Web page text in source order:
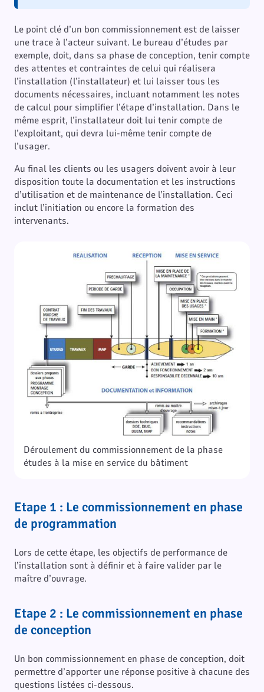
Le point clé d’un bon commissionnement est de laisser
une trace à l’acteur suivant. Le bureau d’études par
exemple, doit, dans sa phase de conception, tenir compte
des attentes et contraintes de celui qui réalisera
l’installation (l’installateur) et lui laisser tous les
documents nécessaires, incluant notamment les notes
de calcul pour simplifier l’étape d’installation. Dans le
même esprit, l’installateur doit lui tenir compte de
l’exploitant, qui devra lui-même tenir compte de
l’usager.
Au final les clients ou les usagers doivent avoir à leur
disposition toute la documentation et les instructions
d’utilisation et de maintenance de l’installation. Ceci
inclut l’initiation ou encore la formation des
intervenants.
Déroulement du commissionnement de la phase
études à la mise en service du bâtiment
Etape 1 : Le commissionnement en phase
de programmation
Lors de cette étape, les objectifs de performance de
l’installation sont à définir et à faire valider par le
maître d’ouvrage.
Etape 2 : Le commissionnement en phase
de conception
Un bon commissionnement en phase de conception, doit
permettre d’apporter une réponse positive à chacune des
questions listées ci-dessous.